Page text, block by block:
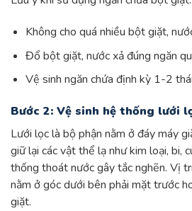
Không cho quá nhiều bột giặt,
Đổ bột giặt, nước xả đúng ngăn
Vệ sinh ngăn chứa định kỳ 1-2
Bước 2: Vệ sinh hệ thống lưới
Lưới lọc là bộ phận nằm ở đáy máy
giữ lại các vật thể lạ như kim loại, bi,
thống thoát nước gây tắc nghẽn. Vị
nằm ở góc dưới bên phải mặt trước
giặt.